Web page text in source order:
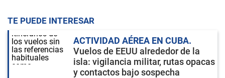
TE PUEDE INTERESAR
ACTIVIDAD AÉREA EN CUBA
Vuelos de EEUU alrededor de la
isla: vigilancia militar, rutas opacas
y contactos bajo sospecha